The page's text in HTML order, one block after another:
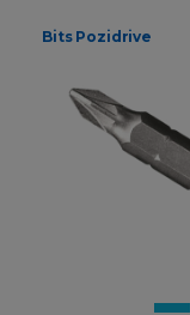
Bits Pozidrive